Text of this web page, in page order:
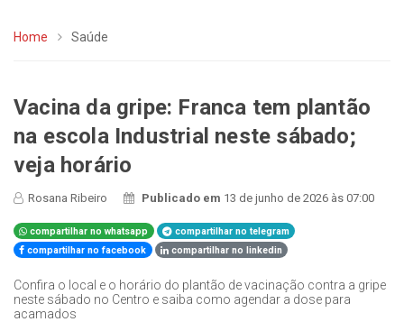
Home Saúde
Vacina da gripe: Franca tem plantão
na escola Industrial neste sábado;
veja horário
Rosana Ribeiro Publicado em 13 de junho de 2026 às 07:00
compartilhar no whatsapp
compartilhar no telegram
compartilhar no facebook
compartilhar no linkedin
Confira o local e o horário do plantão de vacinação contra a gripe
neste sábado no Centro e saiba como agendar a dose para
acamados